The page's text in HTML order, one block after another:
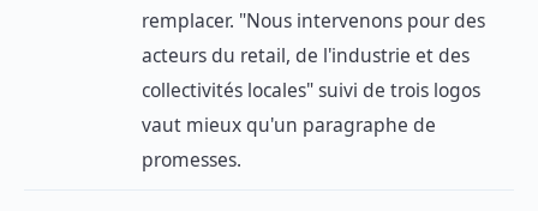
remplacer. "Nous intervenons pour des
acteurs du retail, de l'industrie et des
collectivités locales" suivi de trois logos
vaut mieux qu'un paragraphe de
promesses.